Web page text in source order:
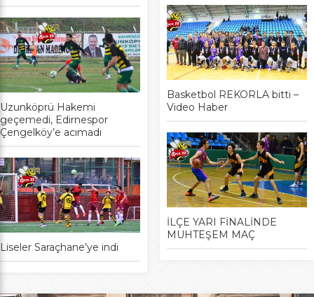
Uzunköprü Hakemi
geçemedi, Edirnespor
Çengelköy’e acımadı
Liseler Saraçhane’ye indi
Basketbol REKORLA bitti –
Video Haber
İLÇE YARI FİNALİNDE
MUHTEŞEM MAÇ